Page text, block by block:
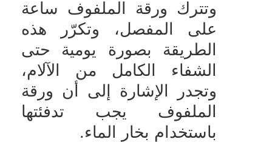
وتترك ورقة الملفوف ساعة
على المفصل، وتكرّر هذه
الطريقة بصورة يومية حتى
الشفاء الكامل من الآلام،
وتجدر الإشارة إلى أن ورقة
الملفوف يجب تدفئتها
باستخدام بخار الماء.